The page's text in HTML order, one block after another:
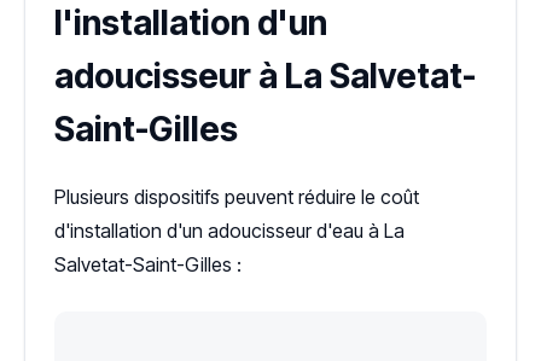
l'installation d'un
adoucisseur à La Salvetat-
Saint-Gilles
Plusieurs dispositifs peuvent réduire le coût
d'installation d'un adoucisseur d'eau à La
Salvetat-Saint-Gilles :